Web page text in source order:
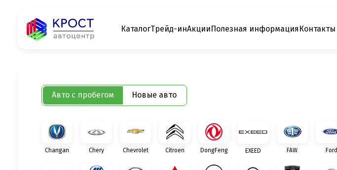
КаталогТрейд-инАкцииПолезная информация Контакты
Авто с пробегом Новые авто
Changan Chery Chevrolet Citroen DongFeng EXEED FAW Ford